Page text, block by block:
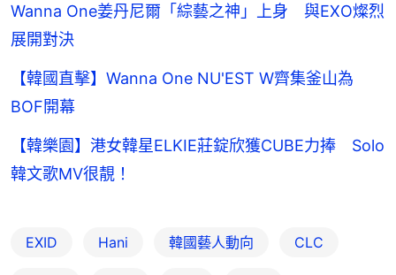
Wanna One姜丹尼爾「綜藝之神」上身 與EXO燦烈
展開對決
【韓國直擊】Wanna One NU'EST W齊集釜山為
BOF開幕
【韓樂園】港女韓星ELKIE莊錠欣獲CUBE力捧 Solo
韓文歌MV很靚！
EXID Hani 韓國藝人動向 CLC